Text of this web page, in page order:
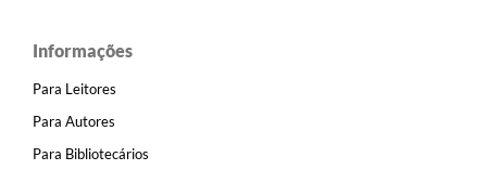
Informações
Para Leitores
Para Autores
Para Bibliotecários